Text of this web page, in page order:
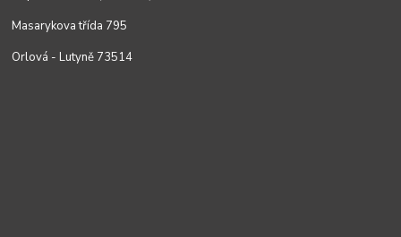
Masarykova třída 795
Orlová - Lutyně 73514